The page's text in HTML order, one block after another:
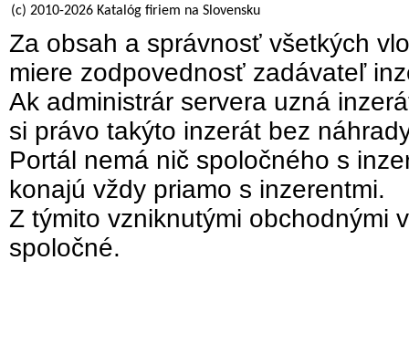
(c) 2010-2026 Katalóg firiem na Slovensku
Za obsah a správnosť všetkých
miere zodpovednosť zadávateľ
Ak administrár servera uzná
si právo takýto inzerát bez
Portál nemá nič spoločného s
konajú vždy priamo s inzerentmi.
Z týmito vzniknutými obchodnými
spoločné.